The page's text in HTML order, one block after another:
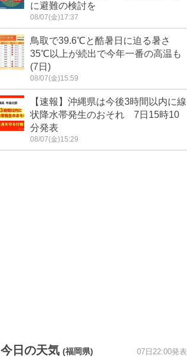
に避難の検討を
08/07(金)17:37
鳥取で39.6℃と酷暑日に迫る暑さ
35℃以上が続出で今年一番の高温も
(7日)
08/07(金)15:59
【速報】沖縄県は今後3時間以内に線
状降水帯発生のおそれ 7日15時10
分発表
08/07(金)15:29
今日の天気 (福岡県) 07日22:00発表